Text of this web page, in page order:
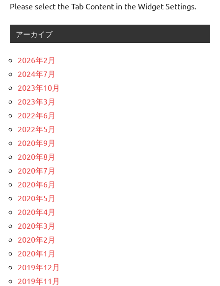
Please select the Tab Content in the Widget Settings.
アーカイブ
2026年2月
2024年7月
2023年10月
2023年3月
2022年6月
2022年5月
2020年9月
2020年8月
2020年7月
2020年6月
2020年5月
2020年4月
2020年3月
2020年2月
2020年1月
2019年12月
2019年11月